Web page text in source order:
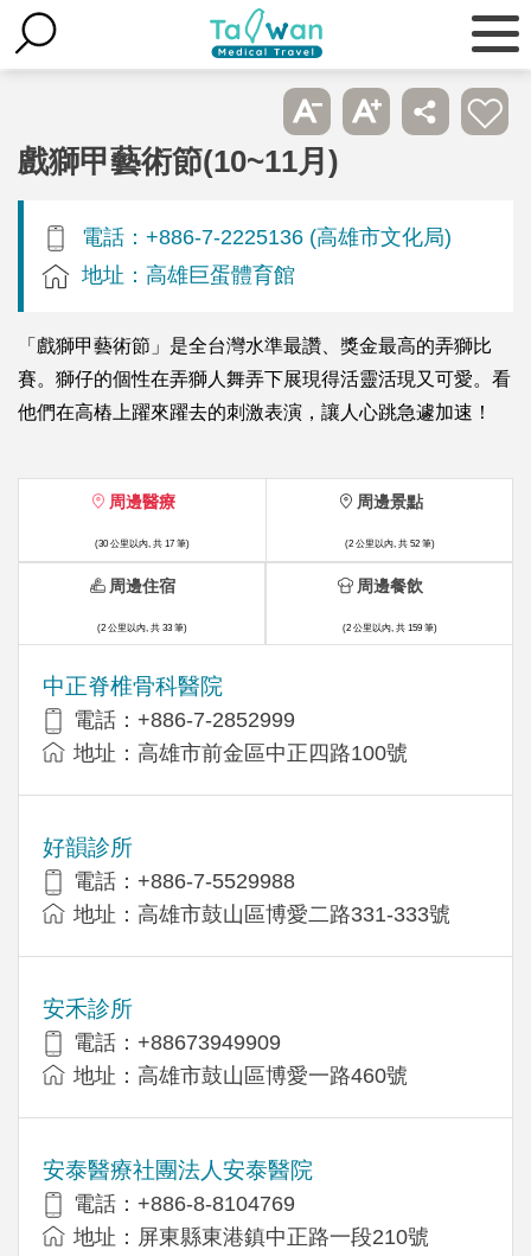
戲獅甲藝術節(10~11月)
電話：+886-7-2225136 (高雄市文化局)
地址：高雄巨蛋體育館
「戲獅甲藝術節」是全台灣水準最讚、獎金最高的弄獅比
賽。獅仔的個性在弄獅人舞弄下展現得活靈活現又可愛。看
他們在高樁上躍來躍去的刺激表演，讓人心跳急遽加速！
周邊醫療
(30 公里以內, 共 17 筆)
中正脊椎骨科醫院
電話：+886-7-2852999
地址：高雄市前金區中正四路100號
好韻診所
電話：+886-7-5529988
地址：高雄市鼓山區博愛二路331-333號
安禾診所
電話：+88673949909
地址：高雄市鼓山區博愛一路460號
安泰醫療社團法人安泰醫院
電話：+886-8-8104769
地址：屏東縣東港鎮中正路一段210號
周邊景點
(2 公里以內, 共 52 筆)
周邊住宿
(2 公里以內, 共 33 筆)
周邊餐飲
(2 公里以內, 共 159 筆)